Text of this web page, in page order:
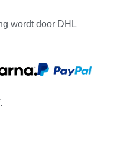
wordt door DHL